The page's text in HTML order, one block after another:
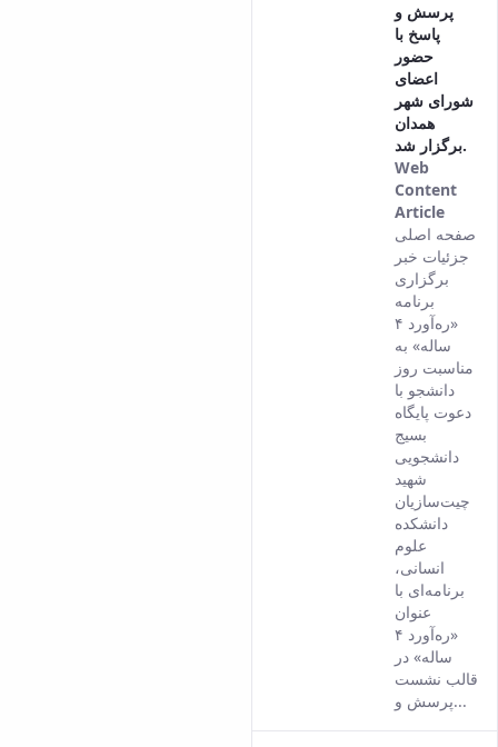
پرسش و
پاسخ با
حضور
اعضای
شورای شهر
همدان
برگزار شد.
Web
Content
Article
This
comes
the
صفحه اصلی
جزئیات خبر
برگزاری
برنامه
«ره‌آورد ۴
ساله» به
مناسبت روز
دانشجو با
دعوت پایگاه
بسیج
دانشجویی
شهید
چیت‌سازیان
دانشکده
علوم
انسانی،
برنامه‌ای با
عنوان
«ره‌آورد ۴
ساله» در
قالب نشست
پرسش و...